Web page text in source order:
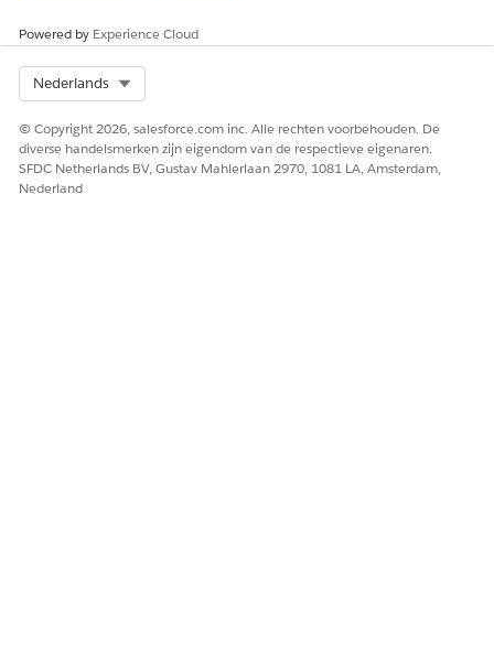
Powered by Experience Cloud
Nederlands
© Copyright 2026, salesforce.com inc. Alle rechten voorbehouden. De
diverse handelsmerken zijn eigendom van de respectieve eigenaren.
SFDC Netherlands BV, Gustav Mahlerlaan 2970, 1081 LA, Amsterdam,
Nederland